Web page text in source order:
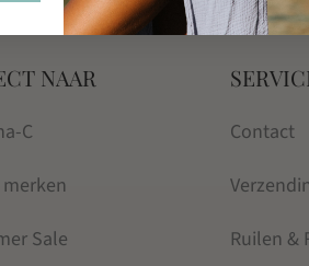
NAAR
C
Sale
Contact
Ruilen &